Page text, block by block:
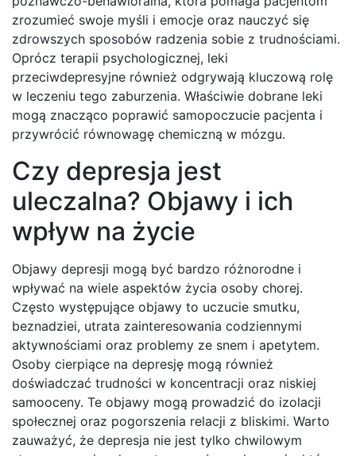
zrozumieć swoje myśli i emocje oraz nauczyć się
zdrowszych sposobów radzenia sobie z trudnościami.
Oprócz terapii psychologicznej, leki
przeciwdepresyjne również odgrywają kluczową rolę
w leczeniu tego zaburzenia. Właściwie dobrane leki
mogą znacząco poprawić samopoczucie pacjenta i
przywrócić równowagę chemiczną w mózgu.
Czy depresja jest
uleczalna? Objawy i ich
wpływ na życie
Objawy depresji mogą być bardzo różnorodne i
wpływać na wiele aspektów życia osoby chorej.
Często występujące objawy to uczucie smutku,
beznadziei, utrata zainteresowania codziennymi
aktywnościami oraz problemy ze snem i apetytem.
Osoby cierpiące na depresję mogą również
doświadczać trudności w koncentracji oraz niskiej
samooceny. Te objawy mogą prowadzić do izolacji
społecznej oraz pogorszenia relacji z bliskimi. Warto
zauważyć, że depresja nie jest tylko chwilowym